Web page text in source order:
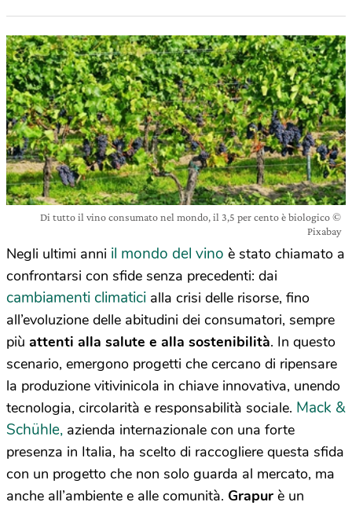
Di tutto il vino consumato nel mondo, il 3,5 per cento è biologico ©
Pixabay
Negli ultimi anni il mondo del vino è stato chiamato a
confrontarsi con sfide senza precedenti: dai
cambiamenti climatici alla crisi delle risorse, fino
all’evoluzione delle abitudini dei consumatori, sempre
più attenti alla salute e alla sostenibilità. In questo
scenario, emergono progetti che cercano di ripensare
la produzione vitivinicola in chiave innovativa, unendo
tecnologia, circolarità e responsabilità sociale. Mack &
Schühle, azienda internazionale con una forte
presenza in Italia, ha scelto di raccogliere questa sfida
con un progetto che non solo guarda al mercato, ma
anche all’ambiente e alle comunità. Grapur è un